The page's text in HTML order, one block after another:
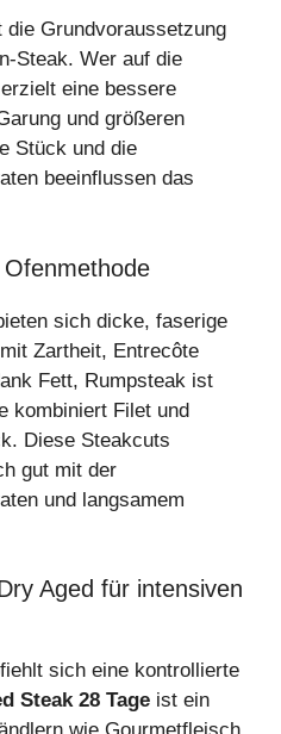
Grundvoraussetzung
Wer auf die
eine bessere
und größeren
Stück und die
beeinflussen das
sich dicke, faserige
Zartheit, Entrecôte
Fett, Rumpsteak ist
kombiniert Filet und
Diese Steakcuts
gut mit der
und langsamem
Aged für intensiven
sich eine kontrollierte
Steak 28 Tage ist ein